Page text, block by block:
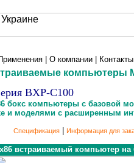
О компании Контакты
аиваемые компьютеры
BXP-С100
бокс компьютеры с базовой
и моделями с расширенным
Спецификация| Информация для
x86 встраиваемый компьютер на